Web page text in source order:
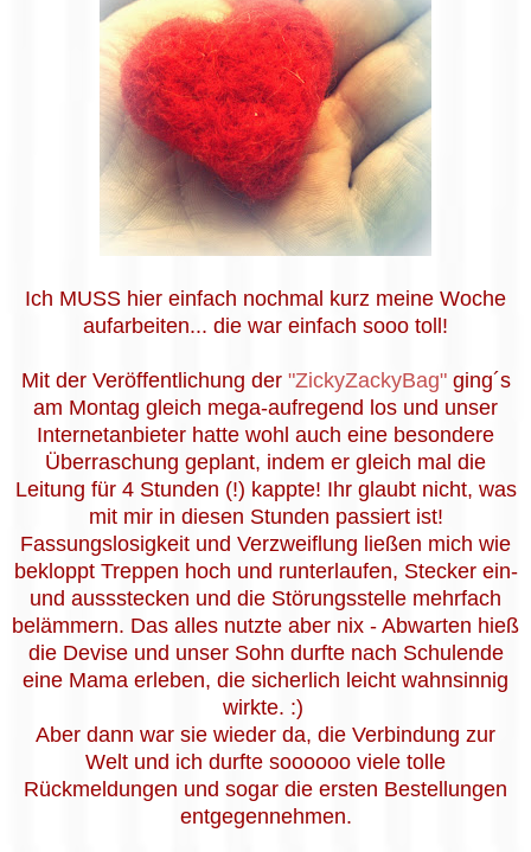
Ich MUSS hier einfach nochmal kurz meine Woche
aufarbeiten... die war einfach sooo toll!
Mit der Veröffentlichung der "ZickyZackyBag"ging´s
am Montag gleich mega-aufregend los und unser
Internetanbieter hatte wohl auch eine besondere
Überraschung geplant, indem er gleich mal die
Leitung für 4 Stunden (!) kappte! Ihr glaubt nicht, was
mit mir in diesen Stunden passiert ist!
Fassungslosigkeit und Verzweiflung ließen mich wie
bekloppt Treppen hoch und runterlaufen, Stecker ein-
und aussstecken und die Störungsstelle mehrfach
belämmern. Das alles nutzte aber nix - Abwarten hieß
die Devise und unser Sohn durfte nach Schulende
eine Mama erleben, die sicherlich leicht wahnsinnig
wirkte. :)
Aber dann war sie wieder da, die Verbindung zur
Welt und ich durfte soooooo viele tolle
Rückmeldungen und sogar die ersten Bestellungen
entgegennehmen.